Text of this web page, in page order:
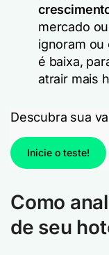
mercado
ignoram ou
é baixa,
atrair mais
Descubra sua
Inicie o teste!
Como
de seu